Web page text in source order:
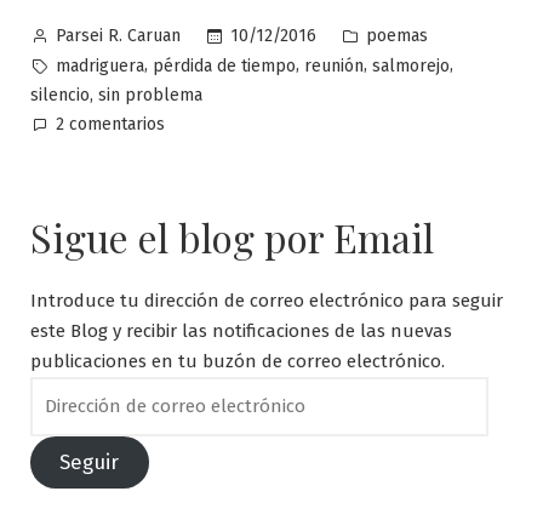
Publicado
por
Parsei R. Caruan 10/12/2016
Publicado
en
poemas
Etiquetas:
madriguera, pérdida de tiempo, reunión, salmorejo,
silencio, sin problema
2 comentarios
silencio
mejor
en
una
Sigue el blog por Email
Introduce tu dirección de correo electrónico para seguir
este Blog y recibir las notificaciones de las nuevas
publicaciones en tu buzón de correo electrónico.
correo
electrónico
Seguir